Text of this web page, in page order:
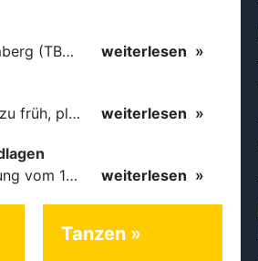
Die Paare des Tanzsportverbandes Baden-Württemberg (TBW) glänzten auf dem internationalen Parkett des Vienna Dance Concourse 2026 im Wiener Rathaus mit hervorragenden Platzierungen Ergebnisse unter: …
weiterlesen
Ein Engel hat die Bühne des Lebens verlassen. Viel zu früh, plötzlich und für uns alle unfassbar, wurde unsere geliebte Kristina (Krissi) Flaig im Alter von 36 Jahren aus dem Leben gerissen. Das Tanzen…
weiterlesen
Für das Modul Grundlagen der Breitensportausbildung vom 10. bis 13. September an der Landessportschule Albstadt sind noch Plätze frei. Das Modul kann auch für den Lizenzerhalt (30 LE fachlich) genutzt…
weiterlesen
Tanzen